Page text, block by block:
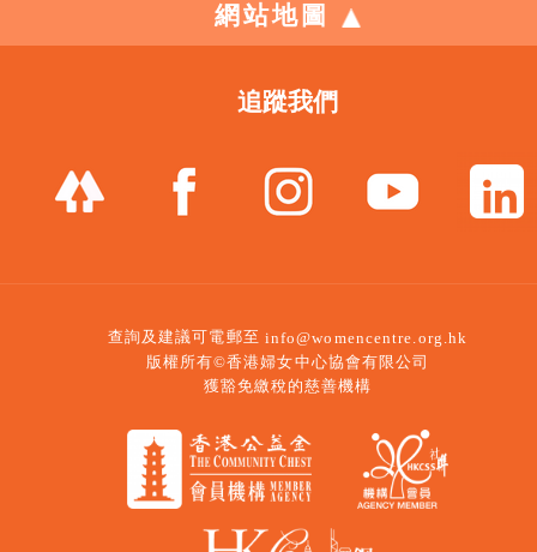
網站地圖
追蹤我們
查詢及建議可電郵至 info@womencentre.org.hk
版權所有©香港婦女中心協會有限公司
獲豁免繳稅的慈善機構